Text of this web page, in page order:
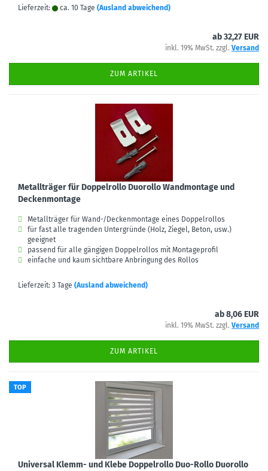
Lieferzeit: ca. 10 Tage (Ausland abweichend)
ab 32,27 EUR
inkl. 19% MwSt. zzgl. Versand
ZUM ARTIKEL
Metallträger für Doppelrollo Duorollo Wandmontage und
Deckenmontage
Metallträger für Wand-/Deckenmontage eines Doppelrollos
für fast alle tragenden Untergründe (Holz, Ziegel, Beton, usw.)
geeignet
passend für alle gängigen Doppelrollos mit Montageprofil
einfache und kaum sichtbare Anbringung des Rollos
Lieferzeit: 3 Tage (Ausland abweichend)
ab 8,06 EUR
inkl. 19% MwSt. zzgl. Versand
ZUM ARTIKEL
TOP
Universal Klemm- und Klebe Doppelrollo Duo-Rollo Duorollo